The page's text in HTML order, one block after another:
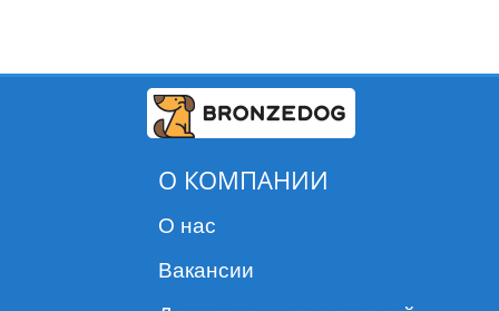
О КОМПАНИИ
О нас
Вакансии